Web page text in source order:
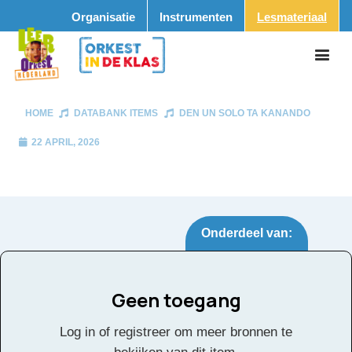
Organisatie Instrumenten Lesmateriaal
HOME DATABANK ITEMS DEN UN SOLO TA KANANDO
22 APRIL, 2026
Onderdeel van:
Den un solo ta
Geen toegang
Log in of registreer om meer bronnen te